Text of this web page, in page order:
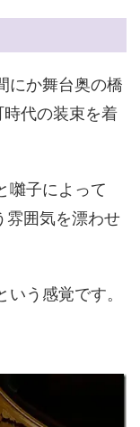
にか舞台奥の橋
代の装束を着
囃子によって
雰囲気を漂わせ
う感覚です。